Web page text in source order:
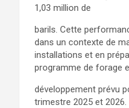
1,03 million de
barils. Cette
dans un contexte de
installations et en
programme de forage
développement prévu
trimestre 2025 et 2026.